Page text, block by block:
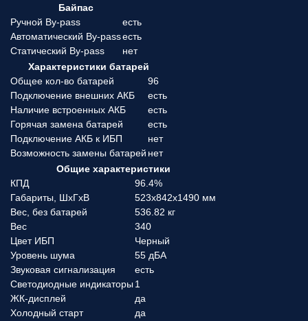
Байпас
Ручной By-pass
есть
Автоматический By-passесть
Статический By-pass
нет
Характеристики батарей
Общее кол-во батарей
96
Подключение внешних АКБ
есть
Наличие встроенных АКБ
есть
Горячая замена батарей
есть
Подключение АКБ к ИБП
нет
Возможность замены батарей нет
Общие характеристики
КПД
96.4%
Габариты, ШхГхВ
523x842x1490 мм
Вес, без батарей
536.82 кг
Вес
340
Цвет ИБП
Черный
Уровень шума
55 дБА
Звуковая сигнализация
есть
Светодиодные индикаторы 1
ЖК-дисплей
да
Холодный старт
да